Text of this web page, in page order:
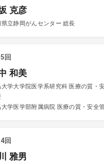
坂 克彦
県立静岡がんセンター 総長
回
和美
大学大学院医学系研究科 医療の質・
大学医学部附属病院 医療の質・安全
回
雅男